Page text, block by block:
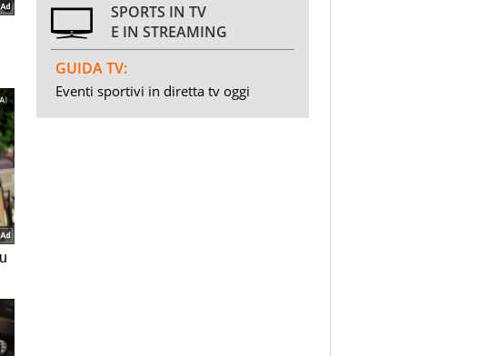
SPORTS IN TV
E IN STREAMING
GUIDA TV:
Eventi sportivi in diretta tv oggi